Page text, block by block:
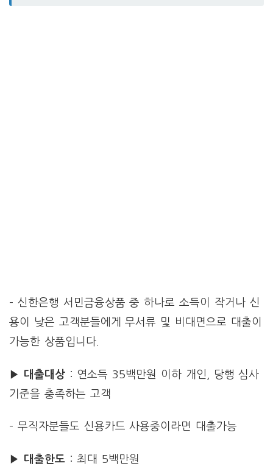
– 신한은행 서민금융상품 중 하나로 소득이 작거나 신
용이 낮은 고객분들에게 무서류 및 비대면으로 대출이
가능한 상품입니다.
▶ 대출대상: 연소득 35백만원 이하 개인, 당행 심사
기준을 충족하는 고객
– 무직자분들도 신용카드 사용중이라면 대출가능
▶ 대출한도: 최대 5백만원